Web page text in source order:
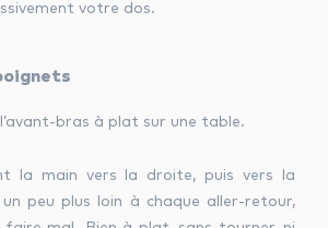
votre dos.
bras à plat sur une table.
la main vers la droite, puis vers la
un peu plus loin à chaque aller-retour,